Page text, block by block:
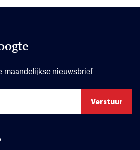
maandelijkse nieuwsbrief